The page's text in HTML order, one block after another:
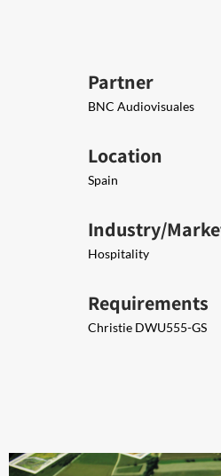
Partner
BNC Audiovisuales
Location
Spain
Industry/
Hospitality
Requirements
Christie DWU555-GS